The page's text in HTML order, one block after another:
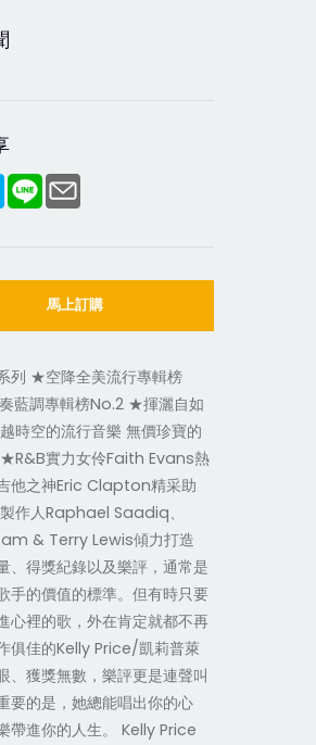
馬上訂購
列 ★空降全美流行專輯榜
藍調專輯榜No.2 ★揮灑自如
時空的流行音樂 無價珍寶的
實力女伶Faith Evans熱
他之神Eric Clapton精采助
作人Raphael Saadiq、
& Terry Lewis傾力打造
、得獎紀錄以及樂評，通常是
手的價值的標準。但有時只要
心裡的歌，外在肯定就都不再
俱佳的Kelly Price/凱莉普萊
、獲獎無數，樂評更是連聲叫
要的是，她總能唱出你的心
帶進你的人生。 Kelly Price